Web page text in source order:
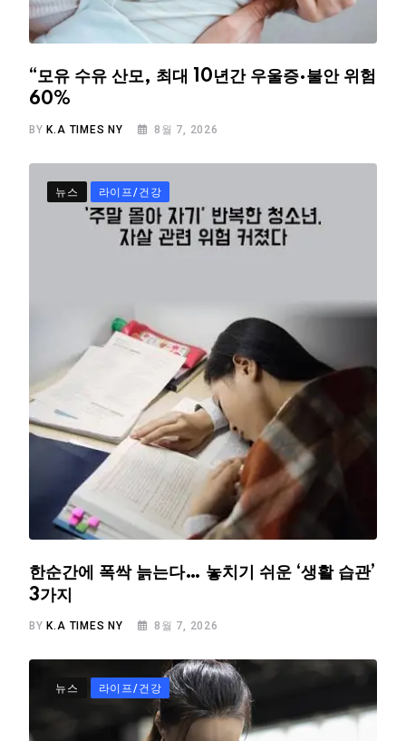
“모유 수유 산모, 최대 10년간 우울증·불안 위험
60%
BY K.A TIMES NY 8월 7, 2026
뉴스 라이프/건강
한순간에 폭싹 늙는다… 놓치기 쉬운 ‘생활 습관’
3가지
BY K.A TIMES NY 8월 7, 2026
뉴스 라이프/건강